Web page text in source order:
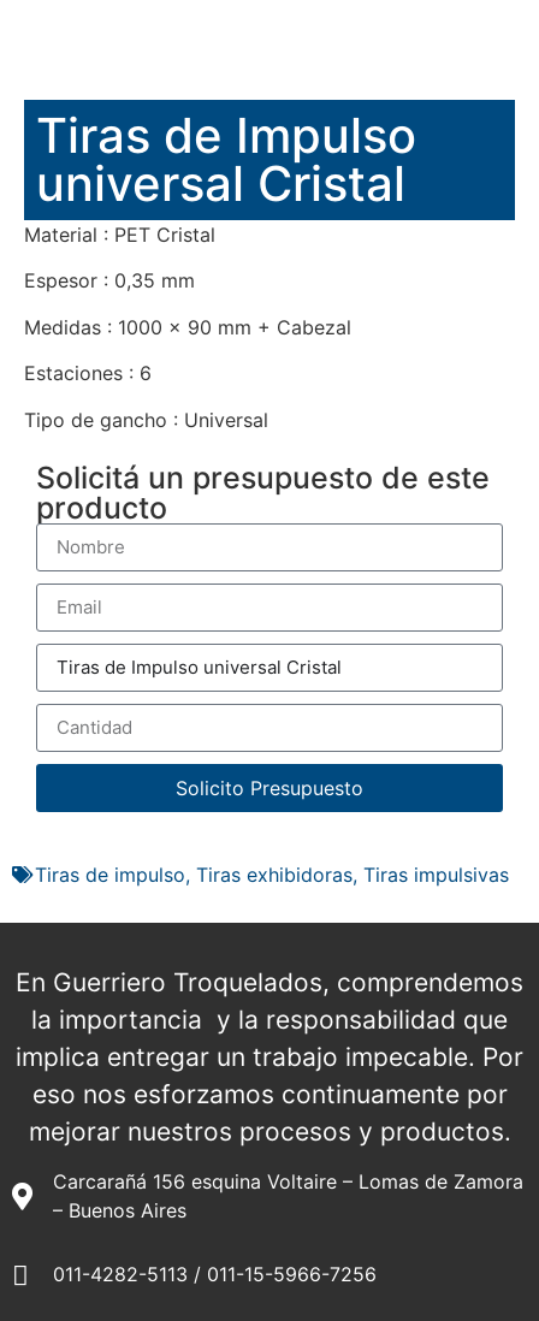
Tiras de Impulso
universal Cristal
Material : PET Cristal
Espesor : 0,35 mm
Medidas : 1000 x 90 mm + Cabezal
Estaciones : 6
Tipo de gancho : Universal
Solicitá un presupuesto de este
producto
Solicito Presupuesto
Tiras de impulso, Tiras exhibidoras, Tiras impulsivas
En Guerriero Troquelados, comprendemos
la importancia y la responsabilidad que
implica entregar un trabajo impecable. Por
eso nos esforzamos continuamente por
mejorar nuestros procesos y productos.
Carcarañá 156 esquina Voltaire – Lomas de Zamora
– Buenos Aires
011-4282-5113 / 011-15-5966-7256